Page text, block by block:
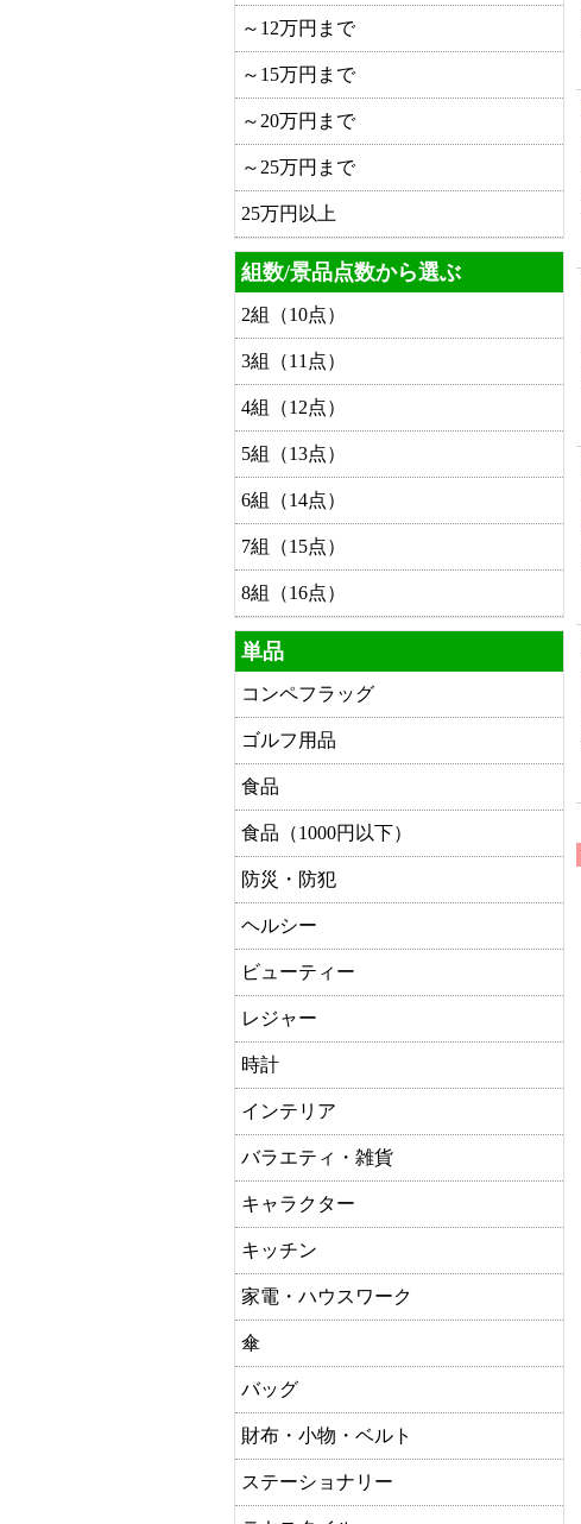
～12万円まで
～15万円まで
～20万円まで
～25万円まで
25万円以上
組数/景品点数から選ぶ
2組（10点）
3組（11点）
4組（12点）
5組（13点）
6組（14点）
7組（15点）
8組（16点）
単品
コンペフラッグ
ゴルフ用品
食品
食品（1000円以下）
防災・防犯
ヘルシー
ビューティー
レジャー
時計
インテリア
バラエティ・雑貨
キャラクター
キッチン
家電・ハウスワーク
傘
バッグ
財布・小物・ベルト
ステーショナリー